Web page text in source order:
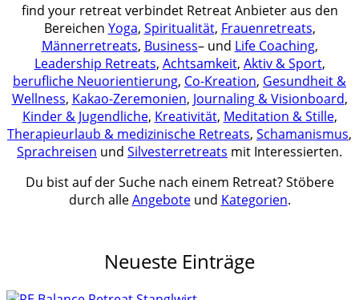
find your retreat verbindet Retreat Anbieter aus den
Bereichen Yoga, Spiritualität, Frauenretreats,
Männerretreats, Business– und Life Coaching,
Leadership Retreats, Achtsamkeit, Aktiv & Sport,
berufliche Neuorientierung, Co-Kreation, Gesundheit &
Wellness, Kakao-Zeremonien, Journaling & Visionboard,
Kinder & Jugendliche, Kreativität, Meditation & Stille,
Therapieurlaub & medizinische Retreats, Schamanismus,
Sprachreisen und Silvesterretreats mit Interessierten.
Du bist auf der Suche nach einem Retreat? Stöbere
durch alleAngeboteund Kategorien.
Neueste Einträge